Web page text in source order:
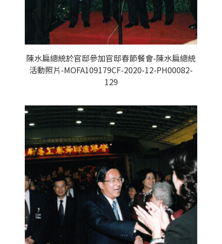
陳水扁總統於官邸參加官邸春節餐會-陳水扁總統
活動照片-MOFA109179CF-2020-12-PH00082-
129